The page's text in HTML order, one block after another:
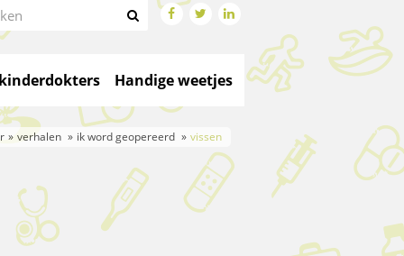
   
Handige weetjes
verhalen ik word geopereerd vissen